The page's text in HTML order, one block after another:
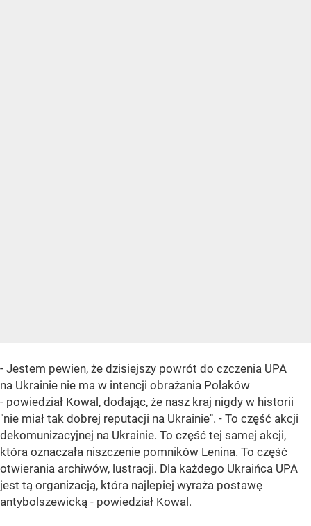
- Jestem pewien, że dzisiejszy powrót do czczenia UPA
na Ukrainie nie ma w intencji obrażania Polaków
- powiedział Kowal, dodając, że nasz kraj nigdy w historii
"nie miał tak dobrej reputacji na Ukrainie". - To część akcji
dekomunizacyjnej na Ukrainie. To część tej samej akcji,
która oznaczała niszczenie pomników Lenina. To część
otwierania archiwów, lustracji. Dla każdego Ukraińca UPA
jest tą organizacją, która najlepiej wyraża postawę
antybolszewicką - powiedział Kowal.